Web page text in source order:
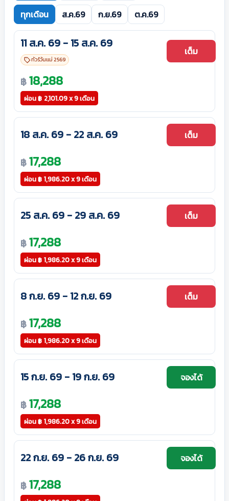
ทุกเดือน
ส.ค.69 ก.ย.69 ต.ค.69
11 ส.ค. 69 - 15 ส.ค. 69
ทัวร์วันแม่ 2569
฿18,288
ผ่อน฿ 2,101.09 x 9 เดือน
เต็ม
18 ส.ค. 69 - 22 ส.ค. 69
฿17,288
ผ่อน฿ 1,986.20 x 9 เดือน
เต็ม
25 ส.ค. 69 - 29 ส.ค. 69
฿17,288
ผ่อน฿ 1,986.20 x 9 เดือน
เต็ม
8 ก.ย. 69 - 12 ก.ย. 69
฿17,288
ผ่อน฿ 1,986.20 x 9 เดือน
เต็ม
15 ก.ย. 69 - 19 ก.ย. 69
฿17,288
ผ่อน฿ 1,986.20 x 9 เดือน
จองได้
22 ก.ย. 69 - 26 ก.ย. 69
฿17,288
จองได้